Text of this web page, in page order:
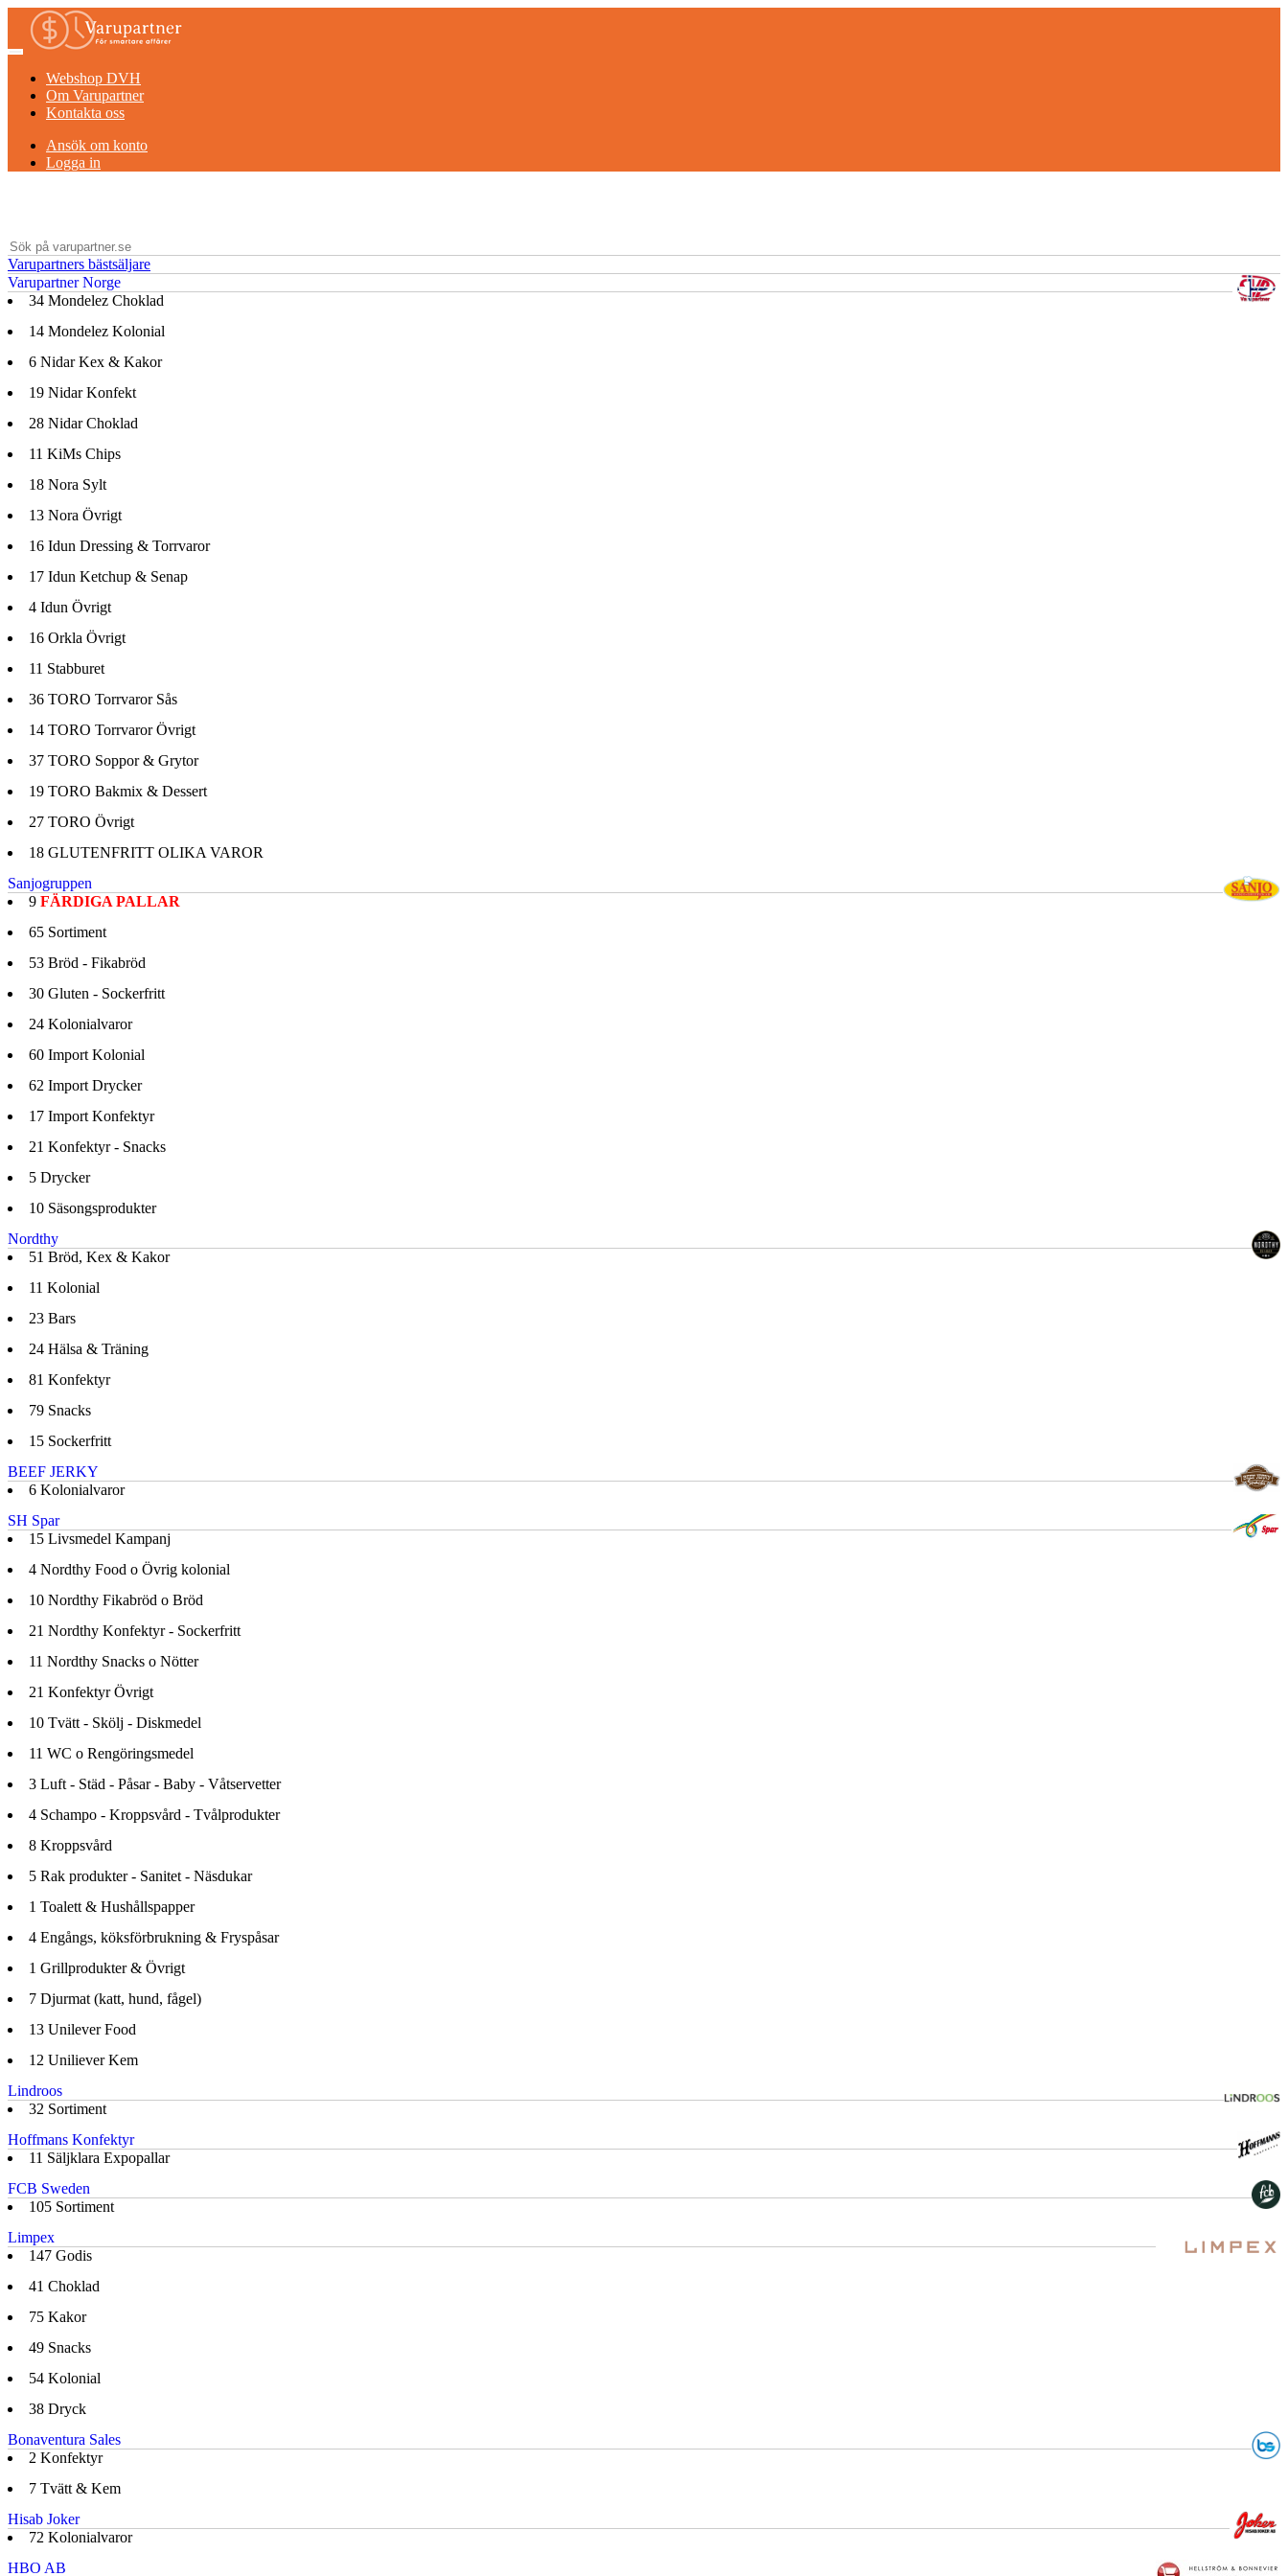
Webshop DVH
Om Varupartner
Kontakta oss
Ansök om konto
Logga in
Varupartners bästsäljare
Varupartner Norge
34 Mondelez Choklad
14 Mondelez Kolonial
6 Nidar Kex & Kakor
19 Nidar Konfekt
28 Nidar Choklad
11 KiMs Chips
18 Nora Sylt
13 Nora Övrigt
16 Idun Dressing & Torrvaror
17 Idun Ketchup & Senap
4 Idun Övrigt
16 Orkla Övrigt
11 Stabburet
36 TORO Torrvaror Sås
14 TORO Torrvaror Övrigt
37 TORO Soppor & Grytor
19 TORO Bakmix & Dessert
27 TORO Övrigt
18 GLUTENFRITT OLIKA VAROR
Sanjogruppen
9 FÄRDIGA PALLAR
65 Sortiment
53 Bröd - Fikabröd
30 Gluten - Sockerfritt
24 Kolonialvaror
60 Import Kolonial
62 Import Drycker
17 Import Konfektyr
21 Konfektyr - Snacks
5 Drycker
10 Säsongsprodukter
Nordthy
51 Bröd, Kex & Kakor
11 Kolonial
23 Bars
24 Hälsa & Träning
81 Konfektyr
79 Snacks
15 Sockerfritt
BEEF JERKY
6 Kolonialvaror
SH Spar
15 Livsmedel Kampanj
4 Nordthy Food o Övrig kolonial
10 Nordthy Fikabröd o Bröd
21 Nordthy Konfektyr - Sockerfritt
11 Nordthy Snacks o Nötter
21 Konfektyr Övrigt
10 Tvätt - Skölj - Diskmedel
11 WC o Rengöringsmedel
3 Luft - Städ - Påsar - Baby - Våtservetter
4 Schampo - Kroppsvård - Tvålprodukter
8 Kroppsvård
5 Rak produkter - Sanitet - Näsdukar
1 Toalett & Hushållspapper
4 Engångs, köksförbrukning & Fryspåsar
1 Grillprodukter & Övrigt
7 Djurmat (katt, hund, fågel)
13 Unilever Food
12 Uniliever Kem
Lindroos
32 Sortiment
Hoffmans Konfektyr
11 Säljklara Expopallar
FCB Sweden
105 Sortiment
Limpex
147 Godis
41 Choklad
75 Kakor
49 Snacks
54 Kolonial
38 Dryck
Bonaventura Sales
2 Konfektyr
7 Tvätt & Kem
Hisab Joker
72 Kolonialvaror
HBO AB